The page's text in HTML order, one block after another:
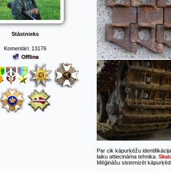
Stāstnieks
Komentāri: 13176
Par cik kāpurķēžu
laiku attiecināma tehnika.
Mēģināšu sistemizēt